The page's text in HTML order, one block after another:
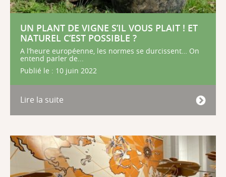
UN PLANT DE VIGNE S’IL VOUS PLAIT ! ET
NATUREL C’EST POSSIBLE ?
A l’heure européenne, les normes se durcissent… On
entend parler de...
Publié le : 10 juin 2022
Lire la suite